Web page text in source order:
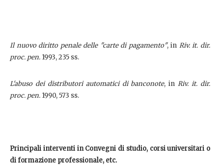
Il nuovo diritto penale delle "carte di pagamento", in Riv. it. dir.
proc. pen. 1993, 235 ss.
L'abuso dei distributori automatici di banconote, inRiv. it. dir.
proc. pen. 1990, 573 ss.
Principali interventi in Convegni di studio, corsi universitari o
di formazione professionale, etc.